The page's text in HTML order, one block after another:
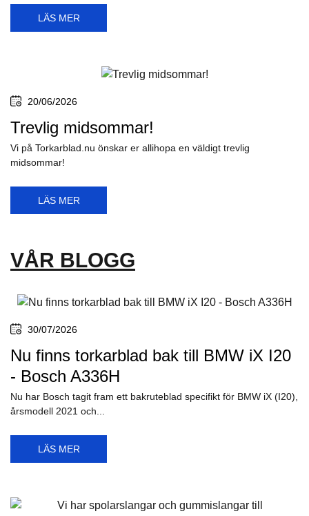
LÄS MER
20/06/2026
Trevlig midsommar!
Vi på Torkarblad.nu önskar er allihopa en väldigt trevlig
midsommar!
LÄS MER
VÅR BLOGG
30/07/2026
Nu finns torkarblad bak till BMW iX I20
- Bosch A336H
Nu har Bosch tagit fram ett bakruteblad specifikt för BMW iX (I20),
årsmodell 2021 och...
LÄS MER